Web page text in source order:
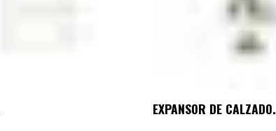
EXPANSOR DE CALZADO.